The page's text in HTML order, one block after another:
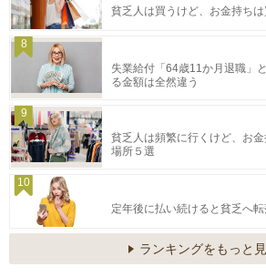
貧乏人は買うけど、お金持ち
8
失業給付「64歳11か月退職」
る金額は全然違う
9
貧乏人は頻繁に行くけど、お
場所５選
10
定年後に払い続けると貧乏へ転
ランキングをもっと